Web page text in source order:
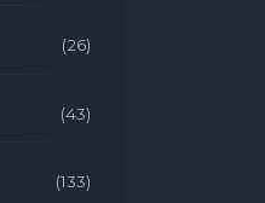
(26)
(43)
(133)